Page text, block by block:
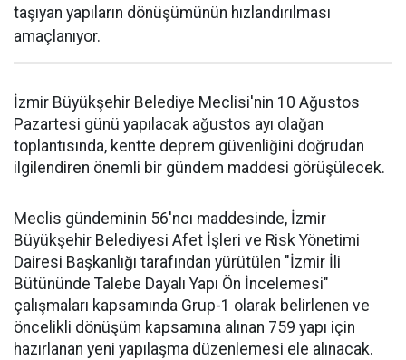
taşıyan yapıların dönüşümünün hızlandırılması
amaçlanıyor.
İzmir Büyükşehir Belediye Meclisi'nin 10 Ağustos
Pazartesi günü yapılacak ağustos ayı olağan
toplantısında, kentte deprem güvenliğini doğrudan
ilgilendiren önemli bir gündem maddesi görüşülecek.
Meclis gündeminin 56'ncı maddesinde, İzmir
Büyükşehir Belediyesi Afet İşleri ve Risk Yönetimi
Dairesi Başkanlığı tarafından yürütülen "İzmir İli
Bütününde Talebe Dayalı Yapı Ön İncelemesi"
çalışmaları kapsamında Grup-1 olarak belirlenen ve
öncelikli dönüşüm kapsamına alınan 759 yapı için
hazırlanan yeni yapılaşma düzenlemesi ele alınacak.